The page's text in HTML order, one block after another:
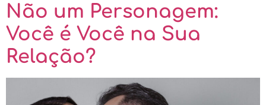
Não um Personagem:
Você é Você na Sua
Relação?